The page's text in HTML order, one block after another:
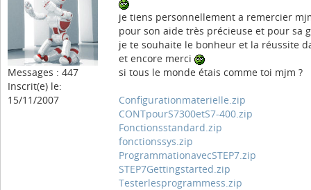
Messages : 447
Inscrit(e) le:
15/11/2007
je tiens personnellement a remercier
pour son aide très précieuse et pour sa
je te souhaite le bonheur et la réussite
et encore merci
si tous le monde étais comme toi mjm ?
Configurationmaterielle.zip
CONTpourS7300etS7-400.zip
Fonctionsstandard.zip
fonctionssys.zip
ProgrammationavecSTEP7.zip
STEP7Gettingstarted.zip
Testerlesprogrammess.zip